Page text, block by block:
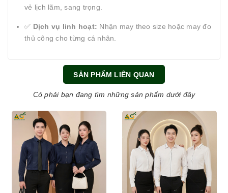
vẻ lịch lãm, sang trọng.
✅ Dịch vụ linh hoạt: Nhận may theo size hoặc may đo
thủ công cho từng cá nhân.
SẢN PHẨM LIÊN QUAN
Có phải bạn đang tìm những sản phẩm dưới đây